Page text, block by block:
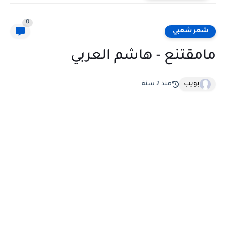
شعر شعبي
0
مامقتنع - هاشم العربي
بويب منذ 2 سنة